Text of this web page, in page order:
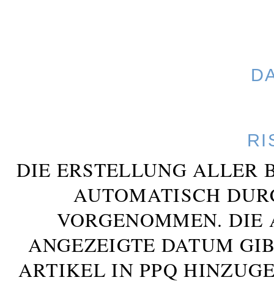
DIE ERSTELLUNG ALLER
AUTOMATISCH
VORGENOMMEN. DIE
ANGEZEIGTE DATUM
ARTIKEL IN PPQ